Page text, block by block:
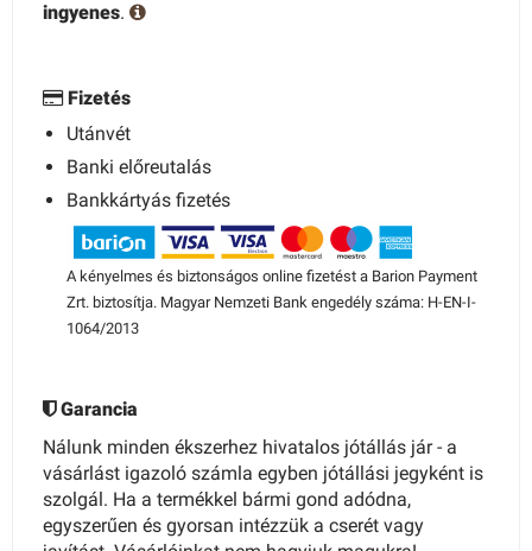
ingyenes.
Fizetés
Utánvét
Banki előreutalás
Bankkártyás fizetés
A kényelmes és biztonságos online fizetést a Barion Payment
Zrt. biztosítja. Magyar Nemzeti Bank engedély száma: H-EN-I-
1064/2013
Garancia
Nálunk minden ékszerhez hivatalos jótállás jár - a
vásárlást igazoló számla egyben jótállási jegyként is
szolgál. Ha a termékkel bármi gond adódna,
egyszerűen és gyorsan intézzük a cserét vagy